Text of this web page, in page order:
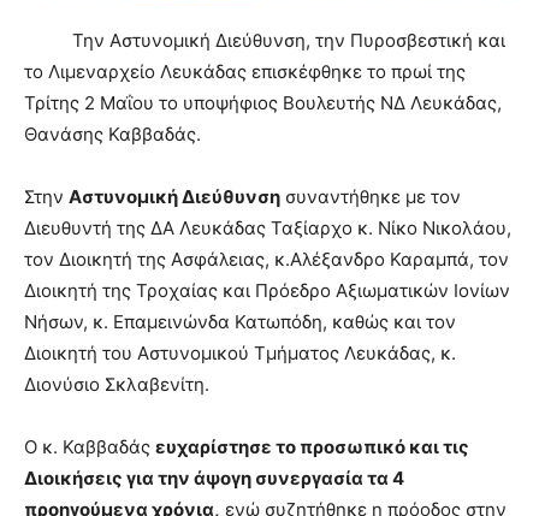
Την Αστυνομική Διεύθυνση, την Πυροσβεστική και
το Λιμεναρχείο Λευκάδας επισκέφθηκε το πρωί της
Τρίτης 2 Μαΐου το υποψήφιος Βουλευτής ΝΔ Λευκάδας,
Θανάσης Καββαδάς.
Στην Αστυνομική Διεύθυνση συναντήθηκε με τον
Διευθυντή της ΔΑ Λευκάδας Ταξίαρχο κ. Νίκο Νικολάου,
τον Διοικητή της Ασφάλειας, κ.Αλέξανδρο Καραμπά, τον
Διοικητή της Τροχαίας και Πρόεδρο Αξιωματικών Ιονίων
Νήσων, κ. Επαμεινώνδα Κατωπόδη, καθώς και τον
Διοικητή του Αστυνομικού Τμήματος Λευκάδας, κ.
Διονύσιο Σκλαβενίτη.
Ο κ. Καββαδάς ευχαρίστησε το προσωπικό και τις
Διοικήσεις για την άψογη συνεργασία τα 4
προηγούμενα χρόνια, ενώ συζητήθηκε η πρόοδος στην